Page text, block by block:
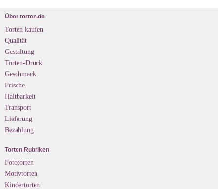
Über torten.de
Torten kaufen
Qualität
Gestaltung
Torten-Druck
Geschmack
Frische
Haltbarkeit
Transport
Lieferung
Bezahlung
Torten Rubriken
Fototorten
Motivtorten
Kindertorten